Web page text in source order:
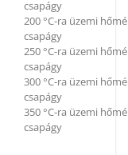
csapágy
200 °C-ra üzemi
csapágy
250 °C-ra üzemi
csapágy
300 °C-ra üzemi
csapágy
350 °C-ra üzemi
csapágy